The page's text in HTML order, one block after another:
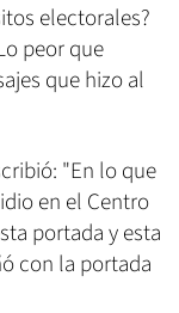
electorales?
peor que
que hizo al
"En lo que
en el Centro
portada y esta
con la portada